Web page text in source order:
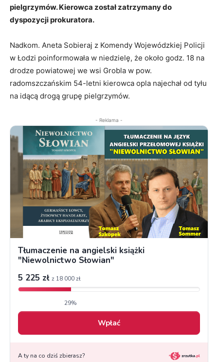
pielgrzymów. Kierowca został zatrzymany do
dyspozycji prokuratora.
Nadkom. Aneta Sobieraj z Komendy Wojewódzkiej Policji
w Łodzi poinformowała w niedzielę, że około godz. 18 na
drodze powiatowej we wsi Grobla w pow.
radomszczańskim 54-letni kierowca opla najechał od tyłu
na idącą drogą grupę pielgrzymów.
- Reklama -